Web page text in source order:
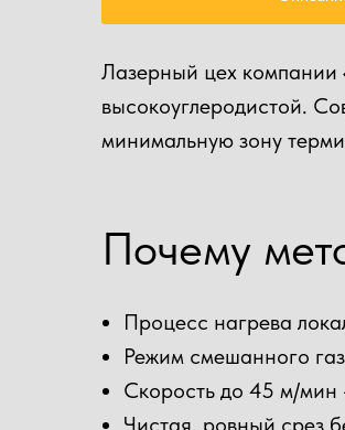
Гибка металла
Покраска
Доставка
Лазерный цех компании
высокоуглеродистой.
минимальную зону
Почему
Процесс нагрева
Режим смешанного
Скорость до 45 м/мин
Чистая, ровный срез